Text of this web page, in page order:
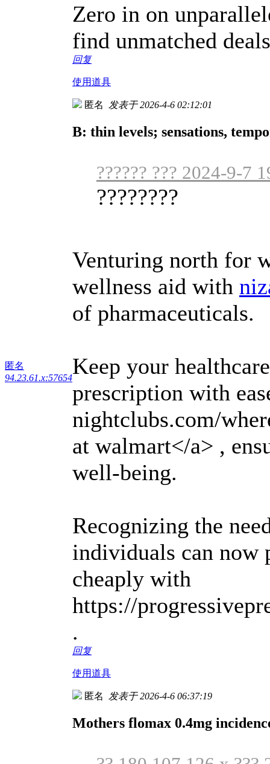
Zero in on
find unmatched
回复
使用道具
匿名
94.23.61.x:57654
匿名 发表于 2026-4-6 02:12:01
B: thin levels; sensations,
?????? ??? 2024-9-7
????????
Venturing north for
wellness aid with
of pharmaceuticals.
Keep your
prescription with
nightclubs.com/
at walmart</a> ,
well-being.
Recognizing the
individuals can now
cheaply with
https://
.
回复
使用道具
匿名 发表于 2026-4-6 06:37:19
Mothers flomax 0.4mg